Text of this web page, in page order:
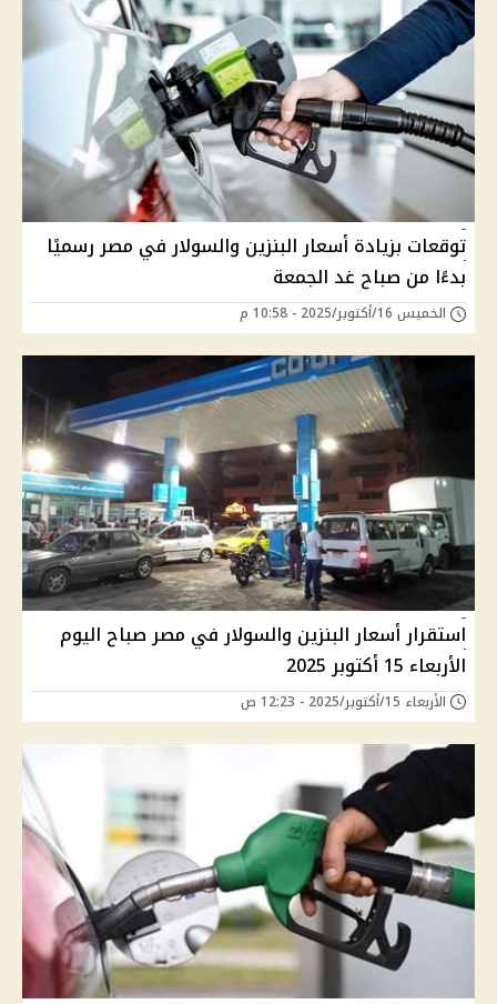
توقعات بزيادة أسعار البنزين والسولار في مصر رسميًا
بدءًا من صباح غد الجمعة
الخميس 16/أكتوبر/2025 - 10:58 م
استقرار أسعار البنزين والسولار في مصر صباح اليوم
الأربعاء 15 أكتوبر 2025
الأربعاء 15/أكتوبر/2025 - 12:23 ص